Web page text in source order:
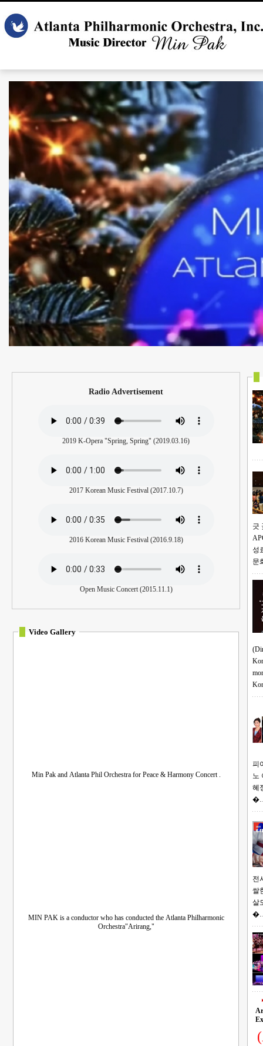
Merry
“꽃피는 산골 울긋불긋
“꽃피는 산골 울긋불긋 꽃대궐… 그 속에서 놀던 때가 그립습
K-ARTS
APO (Atlanta Philharmonic Orchestra, Inc.) (Director Min Pak) presents: K-
Radio Advertisement
2019 K-Opera "Spring, Spring" (2019.03.16)
2017 Korean Music Festival (2017.10.7)
2016 Korean Music Festival (2016.9.18)
Open Music Concert (2015.11.1)
Video Gallery
Min Pak and Atlanta Phil Orchestra for Peace & Harmony Concert .
MIN PAK is a conductor who has conducted the Atlanta Philharmonic
Orchestra"Arirang,"
긋
APO
성료 ‘복음과 문화가 만나는
문
more... Come, See
피
노
혜정. 내달 10일 ‘가을 음
전시 함께 추
쌀
살